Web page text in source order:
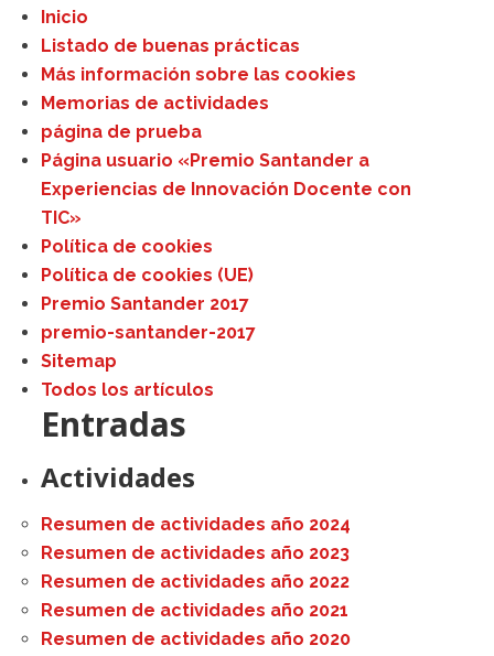
Inicio
Listado de buenas prácticas
Más información sobre las cookies
Memorias de actividades
página de prueba
Página usuario «Premio Santander a
Experiencias de Innovación Docente con
TIC»
Política de cookies
Política de cookies (UE)
Premio Santander 2017
premio-santander-2017
Sitemap
Todos los artículos
Entradas
Actividades
Resumen de actividades año 2024
Resumen de actividades año 2023
Resumen de actividades año 2022
Resumen de actividades año 2021
Resumen de actividades año 2020